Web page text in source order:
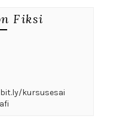
Fiksi
kursusesai